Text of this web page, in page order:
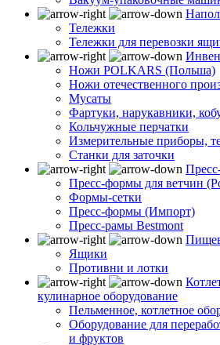
Тележки
Тележки для перевозки
Ножи POLKARS (Польша)
Ножи отечественного
Мусаты
Фартуки, нарукавники,
Кольчужные перчатки
Измерительные приборы,
Станки для заточки
Пресс-формы для ветчин
Формы-сетки
Пресс-формы (Импорт)
Пресс-рамы Bestmont
Ящики
Противни и лотки
кулинарное оборудование
Пельменное, котлетное
Оборудование для
и фруктов